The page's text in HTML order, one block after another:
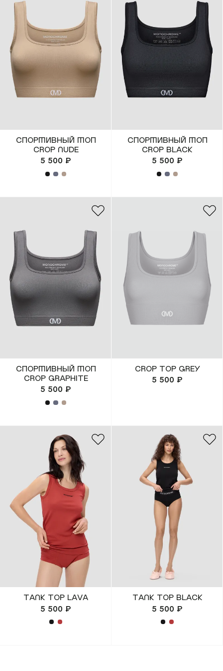
Спортивный топ
CROP NUDE
5 500 ₽
Спортивный топ
CROP BLACK
5 500 ₽
Спортивный топ
CROP GRAPHITE
5 500 ₽
CROP TOP GREY
5 500 ₽
TANK TOP LAVA
5 500 ₽
TANK TOP BLACK
5 500 ₽
Костюмы)
(Платья & Халаты)
(Шорты & Юбки)
(Верхняя одежда)
(Аксессуары)
(Обувь)
(Lifestyle)
(SPORT)™
Все коллекции
покупателям
Мобильное
приложение
Газпром Бонус
Доставка и оплата
Состав и уход
​MONOCHROME™
(REUNION)
компания
О Monochrome
Офлайн магазины
Блог
Подарочная карта
онлайн
КУПИТЬ КАРТУ
ПРОВЕРИТЬ БАЛАНС
Магазины
+7 499 112 03 30
чат в телеграм